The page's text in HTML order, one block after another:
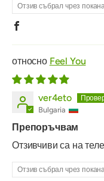
Отзив събрал чрез
Feel You
ver4eto
Bulgaria
Препоръчвам
Отзивчиви са на
Отзив събрал чрез